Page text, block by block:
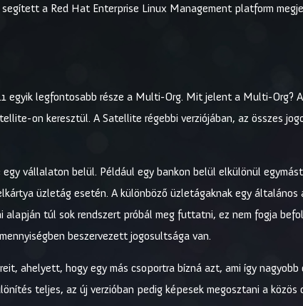
a Red Hat Enterprise Linux Management platform
egyik legfontosabb része a Multi-Org. Mit jelent a Multi-Org?
on keresztül. A Satellite régebbi verziójában, az összes
vállalaton belül. Például egy bankon belül elkülönül
üzletág esetén. A különböző üzletágaknak egy általános
túl sok rendszert próbál meg futtatni, ez nem fogja
beszervezett jogosultsága van.
ahelyett, hogy egy más csoportra bízná azt, ami így nagyobb
teljes, az új verzióban pedig képesek megosztani a közös